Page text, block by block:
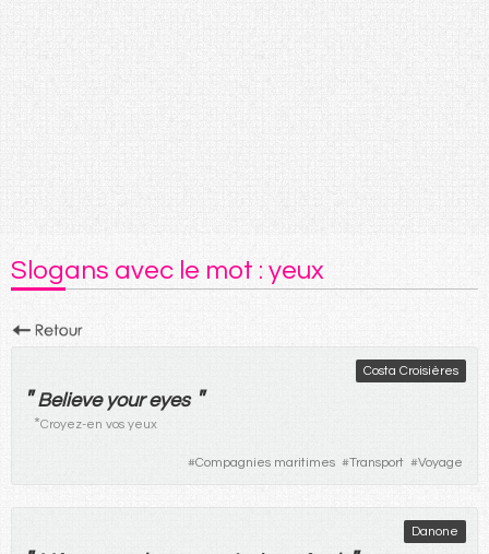
Slogans avec le mot : yeux
Costa Croisières
"Believe your eyes "
*Croyez-en vos yeux
#Compagnies maritimes #Transport #Voyage
Danone